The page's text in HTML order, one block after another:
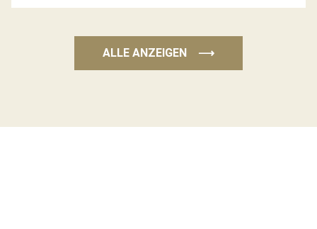
ALLE ANZEIGEN ⟶